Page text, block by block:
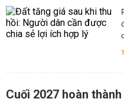
Cuối 2027 hoàn